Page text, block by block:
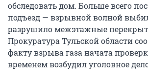
обследовать дом. Больше всего
подъезд — взрывной волной
разрушило межэтажные
Прокуратура Тульской области
факту взрыва газа начата
временем возбудил уголовное